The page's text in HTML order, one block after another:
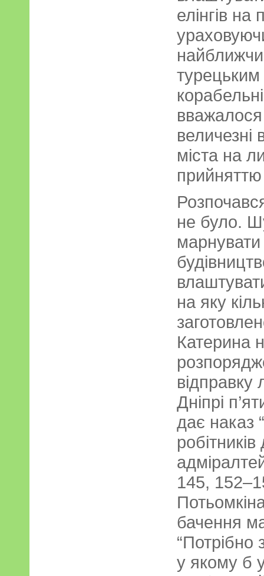
елінгів
величезні
міста на
не було.
марнувати
на яку
Катерина
відправку
Дніпрі
дає наказ
145,
бачення
“Потрібно
у якому б